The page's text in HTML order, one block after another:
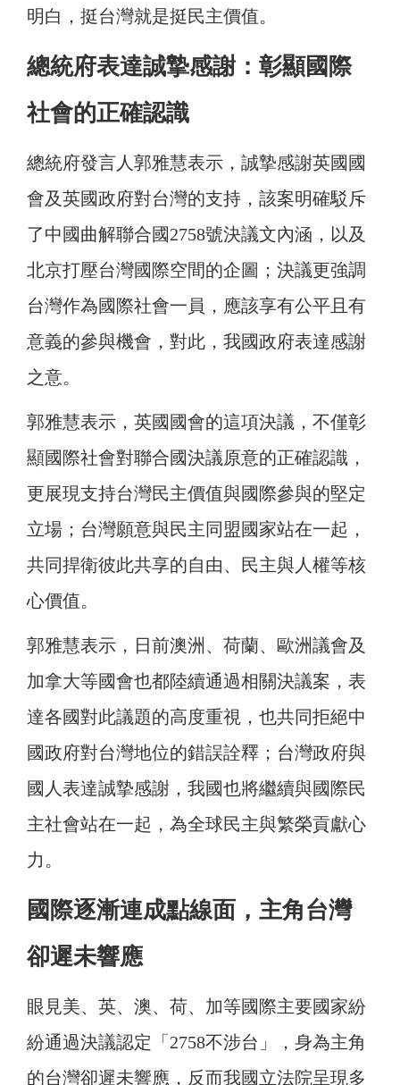
明白，挺台灣就是挺民主價值。
總統府表達誠摯感謝：彰顯國際
社會的正確認識
總統府發言人郭雅慧表示，誠摯感謝英國國
會及英國政府對台灣的支持，該案明確駁斥
了中國曲解聯合國2758號決議文內涵，以及
北京打壓台灣國際空間的企圖；決議更強調
台灣作為國際社會一員，應該享有公平且有
意義的參與機會，對此，我國政府表達感謝
之意。
郭雅慧表示，英國國會的這項決議，不僅彰
顯國際社會對聯合國決議原意的正確認識，
更展現支持台灣民主價值與國際參與的堅定
立場；台灣願意與民主同盟國家站在一起，
共同捍衛彼此共享的自由、民主與人權等核
心價值。
郭雅慧表示，日前澳洲、荷蘭、歐洲議會及
加拿大等國會也都陸續通過相關決議案，表
達各國對此議題的高度重視，也共同拒絕中
國政府對台灣地位的錯誤詮釋；台灣政府與
國人表達誠摯感謝，我國也將繼續與國際民
主社會站在一起，為全球民主與繁榮貢獻心
力。
國際逐漸連成點線面，主角台灣
卻遲未響應
眼見美、英、澳、荷、加等國際主要國家紛
紛通過決議認定「2758不涉台」，身為主角
的台灣卻遲未響應，反而我國立法院呈現多